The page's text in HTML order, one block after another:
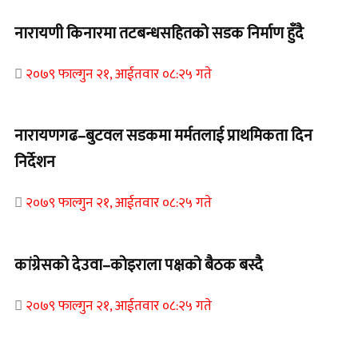
नारायणी किनारमा तटबन्धसहितको सडक निर्माण हुँदै
२०७९ फाल्गुन २१, आईतवार ०८:२५ गते
नारायणगढ–बुटवल सडकमा मर्मतलाई प्राथमिकता दिन
निर्देशन
२०७९ फाल्गुन २१, आईतवार ०८:२५ गते
कांग्रेसको देउवा–कोइराला पक्षको बैठक बस्दै
२०७९ फाल्गुन २१, आईतवार ०८:२५ गते